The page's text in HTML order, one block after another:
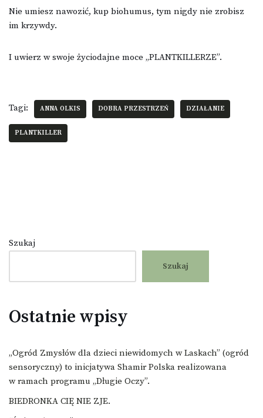
Nie umiesz nawozić, kup biohumus, tym nigdy nie zrobisz
im krzywdy.
I uwierz w swoje życiodajne moce „PLANTKILLERZE”.
Tagi: ANNA OLKIS DOBRA PRZESTRZEŃ DZIAŁANIE
PLANTKILLER
Szukaj
Szukaj
Ostatnie wpisy
„Ogród Zmysłów dla dzieci niewidomych w Laskach” (ogród
sensoryczny) to inicjatywa Shamir Polska realizowana
w ramach programu „Długie Oczy”.
BIEDRONKA CIĘ NIE ZJE.